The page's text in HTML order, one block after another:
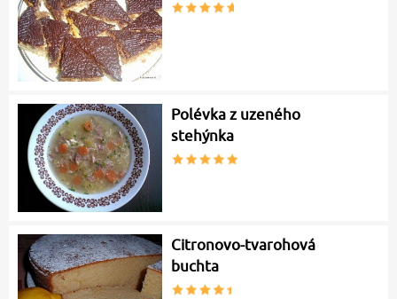
Polévka z uzeného
stehýnka
Citronovo-tvarohová
buchta